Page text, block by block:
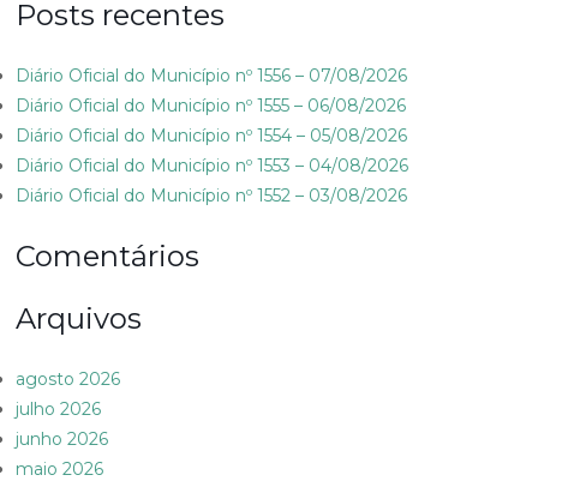
Posts recentes
Diário Oficial do Município nº 1556 – 07/08/2026
Diário Oficial do Município nº 1555 – 06/08/2026
Diário Oficial do Município nº 1554 – 05/08/2026
Diário Oficial do Município nº 1553 – 04/08/2026
Diário Oficial do Município nº 1552 – 03/08/2026
Comentários
Arquivos
agosto 2026
julho 2026
junho 2026
maio 2026